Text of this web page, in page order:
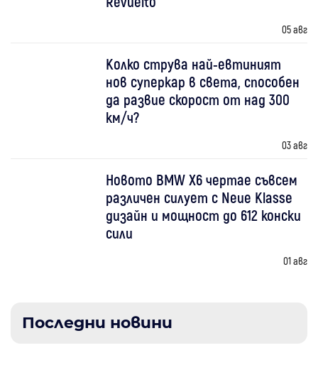
05 авг
Колко струва най-евтиният
нов суперкар в света, способен
да развие скорост от над 300
км/ч?
03 авг
Новото BMW X6 чертае съвсем
различен силует с Neue Klasse
дизайн и мощност до 612 конски
сили
01 авг
Последни новини